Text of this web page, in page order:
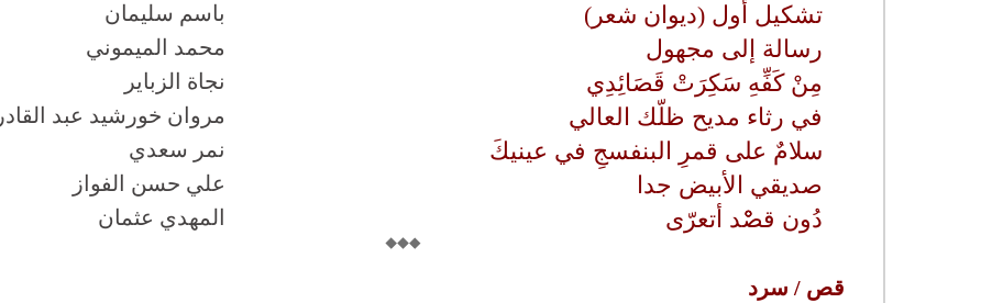
تشكيل أول (ديوان شعر) باسم سليمان
رسالة إلى مجهول محمد الميموني
مِنْ كَفِّهِ سَكِرَتْ قَصَائِدِي نجاة الزباير
في رثاء مديح ظلّك العالي مروان خورشيد عبد القادر
سلامٌ على قمرِ البنفسجِ في عينيكَ نمر سعدي
صديقي الأبيض جدا علي حسن الفواز
دُون قصْْْد أتعرّى المهدي عثمان
قص / سرد